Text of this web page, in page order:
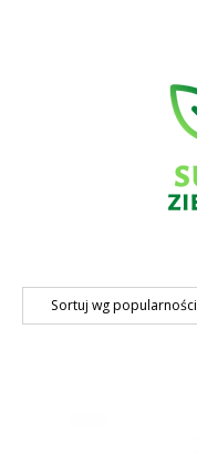
Sortuj wg popularności